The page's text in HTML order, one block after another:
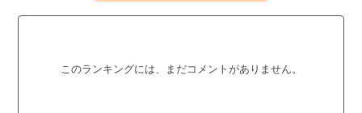
このランキングには、まだコメントがありません。